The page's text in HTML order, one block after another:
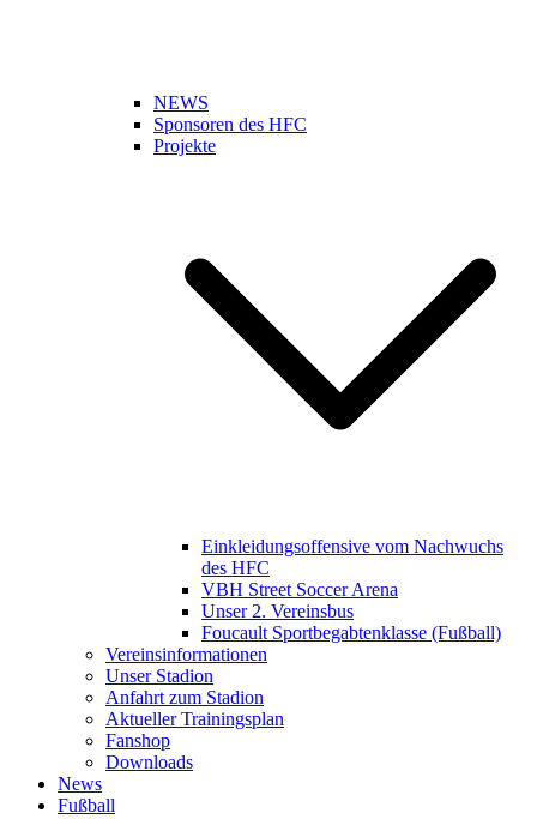
NEWS
Sponsoren des HFC
Projekte
Einkleidungsoffensive vom Nachwuchs
des HFC
VBH Street Soccer Arena
Unser 2. Vereinsbus
Foucault Sportbegabtenklasse (Fußball)
Vereinsinformationen
Unser Stadion
Anfahrt zum Stadion
Aktueller Trainingsplan
Fanshop
Downloads
News
Fußball